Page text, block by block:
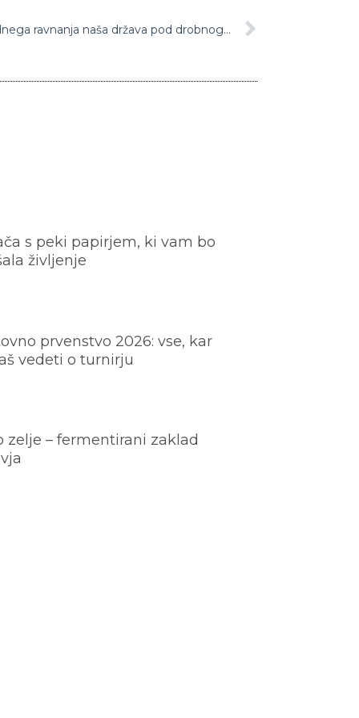
Sramota za Slovenijo: Zaradi vladnega ravnanja naša država pod drobnogledom ugledne mednarodne organizacije
s peki papirjem, ki vam bo
življenje
prvenstvo 2026: vse, kar
vedeti o turnirju
zelje – fermentirani zaklad